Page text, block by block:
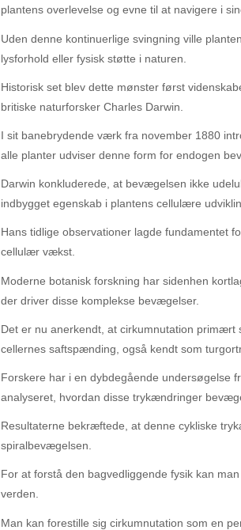
plantens overlevelse og evne til at navigere i
Uden denne kontinuerlige svingning ville
lysforhold eller fysisk støtte i naturen.
Historisk set blev dette mønster først
britiske naturforsker Charles Darwin.
I sit banebrydende værk fra november 1880
alle planter udviser denne form for endogen
Darwin konkluderede, at bevægelsen ikke
indbygget egenskab i plantens cellulære
Hans tidlige observationer lagde fundamentet
cellulær vækst.
Moderne botanisk forskning har sidenhen
der driver disse komplekse bevægelser.
Det er nu anerkendt, at cirkumnutation
cellernes saftspænding, også kendt som
Forskere har i en dybdegående undersøgelse
analyseret, hvordan disse trykændringer
Resultaterne bekræftede, at denne cykliske
spiralbevægelsen.
For at forstå den bagvedliggende fysik kan
verden.
Man kan forestille sig cirkumnutation som en